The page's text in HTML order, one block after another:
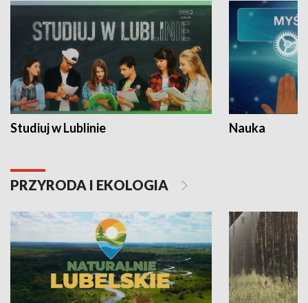
Studiuj w Lublinie Nauka
PRZYRODA I EKOLOGIA